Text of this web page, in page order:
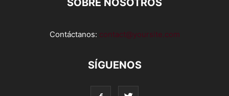
SOBRE NOSOTROS
Contáctanos: contact@yoursite.com
SÍGUENOS